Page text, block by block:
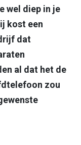
wel diep in je
kost een
dat
al dat het de
zou